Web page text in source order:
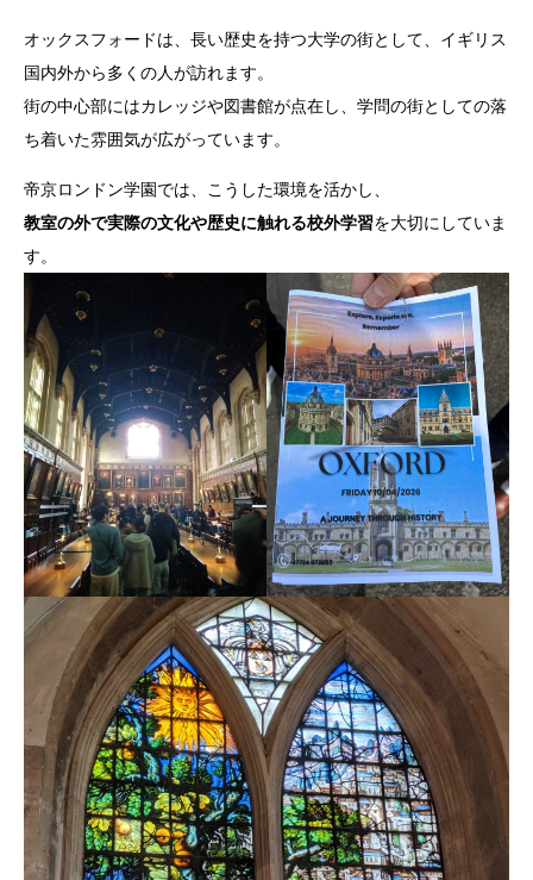
オックスフォードは、長い歴史を持つ大学の街として、イギリス
国内外から多くの人が訪れます。
街の中心部にはカレッジや図書館が点在し、学問の街としての落
ち着いた雰囲気が広がっています。
帝京ロンドン学園では、こうした環境を活かし、
教室の外で実際の文化や歴史に触れる校外学習を大切にしていま
す。